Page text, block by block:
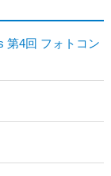
第4回 フォトコン